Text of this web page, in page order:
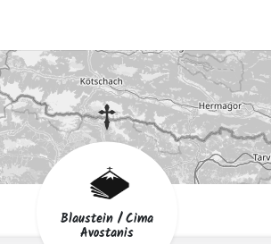
Blaustein / Cima
Avostanis